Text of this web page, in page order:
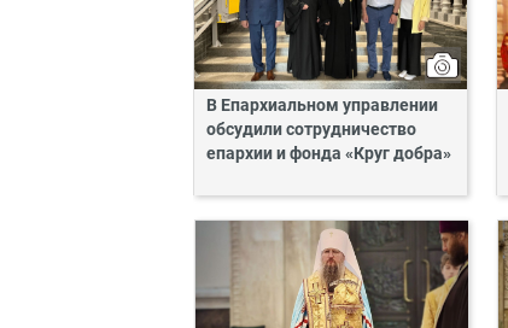
В Епархиальном управлении
обсудили сотрудничество
епархии и фонда «Круг добра»